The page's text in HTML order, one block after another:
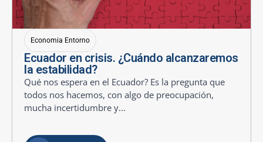
Economia Entorno
Ecuador en crisis. ¿Cuándo alcanzaremos
la estabilidad?
Qué nos espera en el Ecuador? Es la pregunta que
todos nos hacemos, con algo de preocupación,
mucha incertidumbre y...